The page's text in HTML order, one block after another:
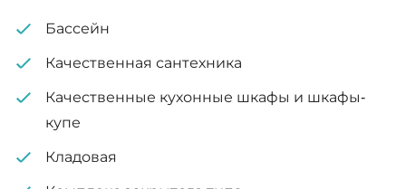
Внутренняя площадь: 140 м²
Крытая веранда: 25 м²
Сад на крыше: 35 м²
Бассейн
Качественная сантехника
Качественные кухонные шкафы и шкафы-
купе
Кладовая